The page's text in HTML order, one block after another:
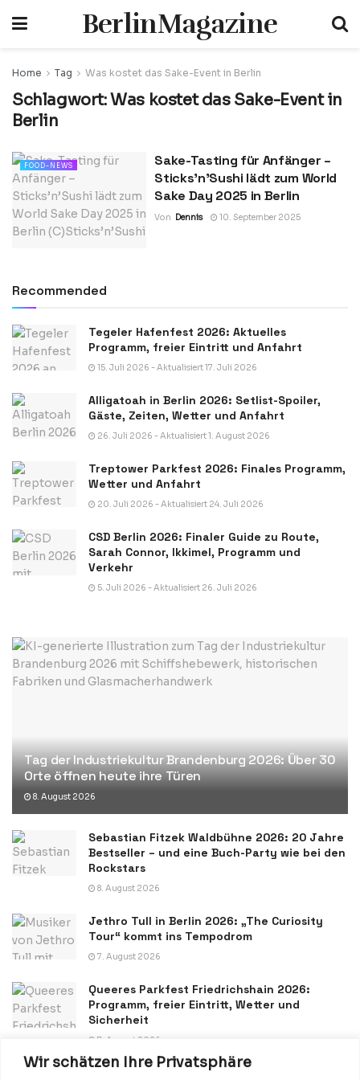
Wir schätzen Ihre Privatsphäre
BerlinMagazine
Home Tag Was kostet das Sake-Event in Berlin
Schlagwort:Was kostet das Sake-Event in
Berlin
FOOD-NEWS
Sake-Tasting für Anfänger –
Sticks’n’Sushi lädt zum World
Sake Day 2025 in Berlin
Von Dennis 10. September 2025
Recommended
Tegeler Hafenfest 2026: Aktuelles
Programm, freier Eintritt und Anfahrt
15. Juli 2026 - Aktualisiert 17. Juli 2026
Alligatoah in Berlin 2026: Setlist-Spoiler,
Gäste, Zeiten, Wetter und Anfahrt
26. Juli 2026 - Aktualisiert 1. August 2026
Treptower Parkfest 2026: Finales Programm,
Wetter und Anfahrt
20. Juli 2026 - Aktualisiert 24. Juli 2026
CSD Berlin 2026: Finaler Guide zu Route,
Sarah Connor, Ikkimel, Programm und
Verkehr
5. Juli 2026 - Aktualisiert 26. Juli 2026
Tag der Industriekultur Brandenburg 2026: Über 30
Orte öffnen heute ihre Türen
8. August 2026
Sebastian Fitzek Waldbühne 2026: 20 Jahre
Bestseller – und eine Buch-Party wie bei den
Rockstars
8. August 2026
Jethro Tull in Berlin 2026: „The Curiosity
Tour“ kommt ins Tempodrom
7. August 2026
Queeres Parkfest Friedrichshain 2026:
Programm, freier Eintritt, Wetter und
Sicherheit
7. August 2026